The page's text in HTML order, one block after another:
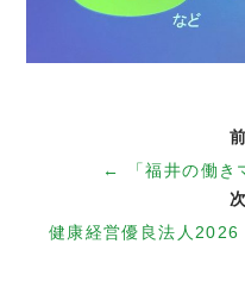
← 「福井の働き
健康経営優良法人